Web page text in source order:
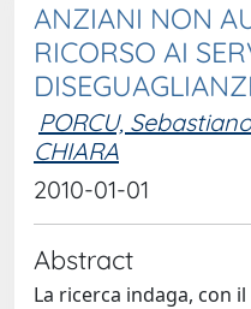
ANZIANI NON
RICORSO AI
PORCU, Sebastiano
CHIARA
2010-01-01
Abstract
La ricerca indaga, con